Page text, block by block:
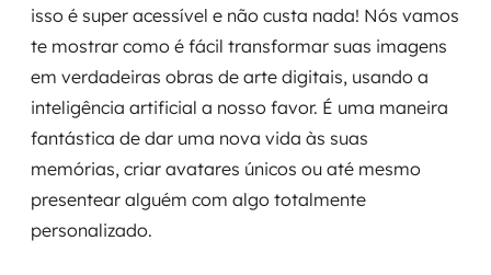
DevSecOps
MSS
Consultoria de segurança
Simulação de Phishing
Segurança de aplicações e Cloud
isso é super acessível e não custa nada! Nós vamos
te mostrar como é fácil transformar suas imagens
em verdadeiras obras de arte digitais, usando a
inteligência artificial a nosso favor. É uma maneira
fantástica de dar uma nova vida às suas
memórias, criar avatares únicos ou até mesmo
presentear alguém com algo totalmente
personalizado.